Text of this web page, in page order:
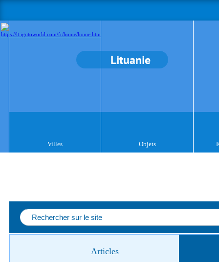
Lituanie
Villes Objets
Articles